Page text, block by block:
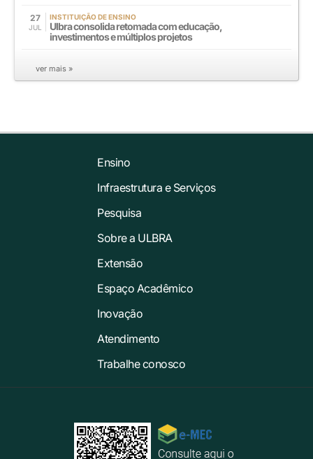
27
JUL
INSTITUIÇÃO DE ENSINO
Ulbra consolida retomada com educação,
investimentos e múltiplos projetos
ver mais »
Ensino
Infraestrutura e Serviços
Pesquisa
Sobre a ULBRA
Extensão
Espaço Acadêmico
Inovação
Atendimento
Trabalhe conosco